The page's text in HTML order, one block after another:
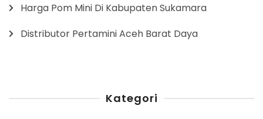
Harga Pom Mini Di Kabupaten Sukamara
Distributor Pertamini Aceh Barat Daya
Kategori